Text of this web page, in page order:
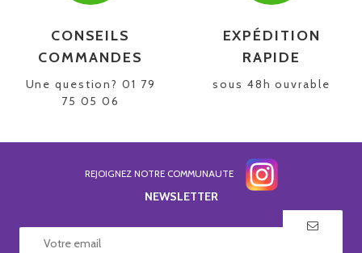
CONSEILS
COMMANDES
Une question? 01 79
75 05 06
EXPÉDITION
RAPIDE
sous 48h ouvrable
REJOIGNEZ NOTRE COMMUNAUTE
NEWSLETTER